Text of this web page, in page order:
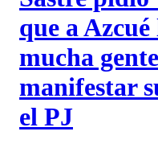
que a
mucha
manifestar
el PJ